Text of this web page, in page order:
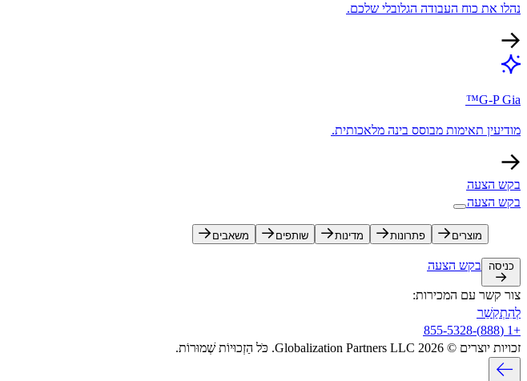
נהלו את כוח העבודה הגלובלי שלכם.​​
G-P Gia™​​
מודיעין תאימות מבוסס בינה מלאכותית.​​
בקש הצעה​​
בקש הצעה​​
מוצרים​​ פתרונות​​ מדינות​​ שותפים​​ משאבים​​
כניסה​​ בקש הצעה​​
צור קשר עם המכירות:​​
לְהִתְקַשֵׁר​​
+1 (888)-855-5328​​
זכויות יוצרים © 2026 Globalization Partners LLC. כֹּל הַזְכוּיוֹת שְׁמוּרוֹת.​​